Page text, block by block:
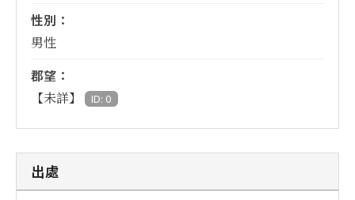
性別：
男性
郡望：
【未詳】 ID: 0
出處